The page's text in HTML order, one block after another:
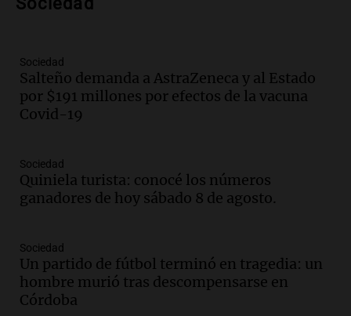
metros del río Suquía y retiraron hasta
Episodios
Audio.La historia de la servilleta que
firmó Jorge Messi para el primer
contrato de Leo con Barcelona
Audio.Joan Gaspart: "Sin Jorge, no sé si
Messi hubiera llegado adonde llegó"
Audio.El orgullo y el sueño argentino de
Jorge Messi en una entrevista con Rony
Vargas en 2007
Sociedad
Salteño demanda a AstraZeneca y al Estado
por $191 millones por efectos de la vacuna
Covid-19
Sociedad
Quiniela turista: conocé los números
ganadores de hoy sábado 8 de agosto.
Sociedad
Un partido de fútbol terminó en tragedia: un
hombre murió tras descompensarse en
Córdoba